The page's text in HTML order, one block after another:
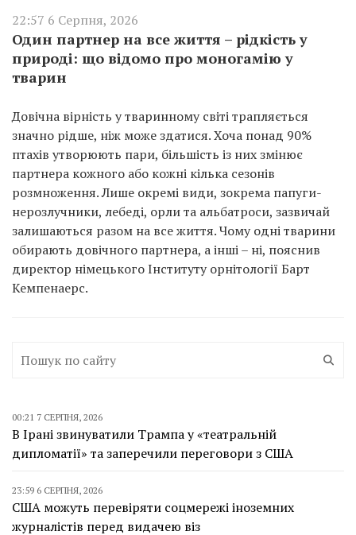
22:57 6 Серпня, 2026
Один партнер на все життя – рідкість у
природі: що відомо про моногамію у
тварин
Довічна вірність у тваринному світі трапляється
значно рідше, ніж може здатися. Хоча понад 90%
птахів утворюють пари, більшість із них змінює
партнера кожного або кожні кілька сезонів
розмноження. Лише окремі види, зокрема папуги-
нерозлучники, лебеді, орли та альбатроси, зазвичай
залишаються разом на все життя. Чому одні тварини
обирають довічного партнера, а інші – ні, пояснив
директор німецького Інституту орнітології Барт
Кемпенаерс.
00:21 7 СЕРПНЯ, 2026
В Ірані звинуватили Трампа у «театральній
дипломатії» та заперечили переговори з США
23:59 6 СЕРПНЯ, 2026
США можуть перевіряти соцмережі іноземних
журналістів перед видачею віз